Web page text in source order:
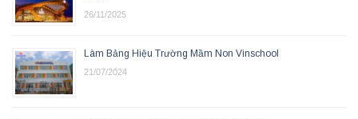
26/11/2025
Làm Bảng Hiệu Trường Mầm Non Vinschool
21/07/2024